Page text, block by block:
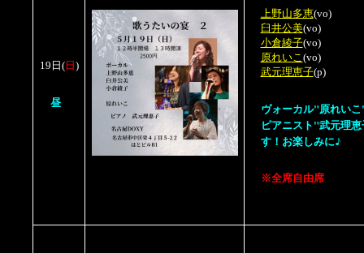
19日(日)
昼
上野山多恵(vo)
臼井公美(vo)
小倉綾子(vo)
原れいこ (vo)
武元理恵子(p)
ヴォーカル"原れい
ピアニスト"武元理
す！お楽しみに♪
※全席自由席